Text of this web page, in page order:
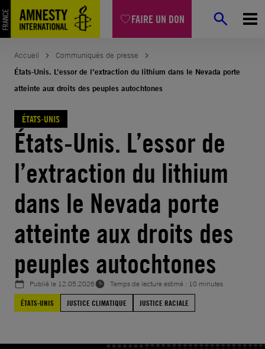
FAIRE UN DON
Aller
au
contenu
Accueil
Communiqués de presse
États-Unis. L’essor de l’extraction du lithium dans le Nevada porte
atteinte aux droits des peuples autochtones
ÉTATS-UNIS
États-Unis. L’essor de
l’extraction du lithium
dans le Nevada porte
atteinte aux droits des
peuples autochtones
Publié le 12.05.2026
Temps de lecture estimé : 10 minutes
ÉTATS-UNIS
JUSTICE CLIMATIQUE JUSTICE RACIALE